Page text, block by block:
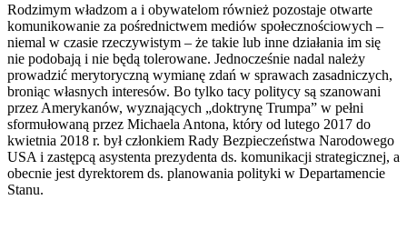
Rodzimym władzom a i obywatelom również pozostaje otwarte
komunikowanie za pośrednictwem mediów społecznościowych –
niemal w czasie rzeczywistym – że takie lub inne działania im się
nie podobają i nie będą tolerowane. Jednocześnie nadal należy
prowadzić merytoryczną wymianę zdań w sprawach zasadniczych,
broniąc własnych interesów. Bo tylko tacy politycy są szanowani
przez Amerykanów, wyznających „doktrynę Trumpa” w pełni
sformułowaną przez Michaela Antona, który od lutego 2017 do
kwietnia 2018 r. był członkiem Rady Bezpieczeństwa Narodowego
USA i zastępcą asystenta prezydenta ds. komunikacji strategicznej, a
obecnie jest dyrektorem ds. planowania polityki w Departamencie
Stanu.